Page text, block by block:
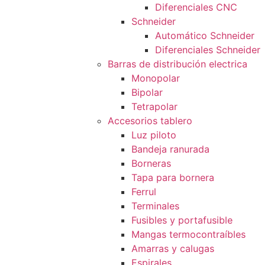
Diferenciales CNC
Schneider
Automático Schneider
Diferenciales Schneider
Barras de distribución electrica
Monopolar
Bipolar
Tetrapolar
Accesorios tablero
Luz piloto
Bandeja ranurada
Borneras
Tapa para bornera
Ferrul
Terminales
Fusibles y portafusible
Mangas termocontraíbles
Amarras y calugas
Espirales